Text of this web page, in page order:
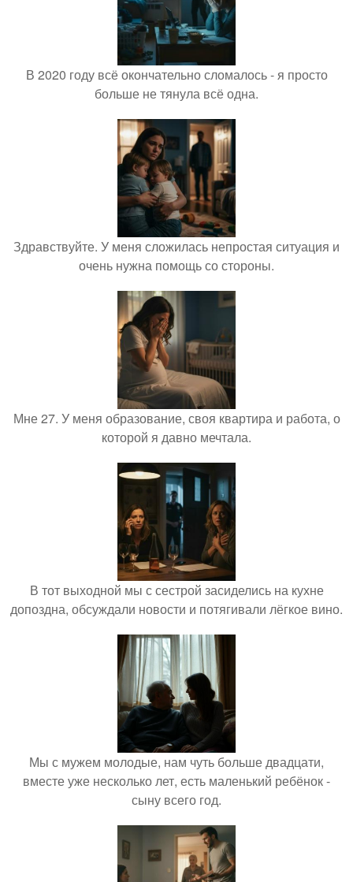
В 2020 году всё окончательно сломалось - я просто
больше не тянула всё одна.
Здравствуйте. У меня сложилась непростая ситуация и
очень нужна помощь со стороны.
Мне 27. У меня образование, своя квартира и работа, о
которой я давно мечтала.
В тот выходной мы с сестрой засиделись на кухне
допоздна, обсуждали новости и потягивали лёгкое вино.
Мы с мужем молодые, нам чуть больше двадцати,
вместе уже несколько лет, есть маленький ребёнок -
сыну всего год.